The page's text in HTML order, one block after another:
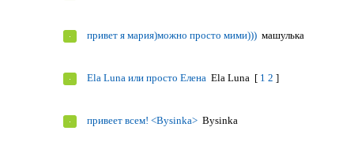
привет я мария)можно просто мими))) машулька
Ela Luna или просто Елена Ela Luna [ 1 2 ]
привеет всем! <Bysinka> Bysinka